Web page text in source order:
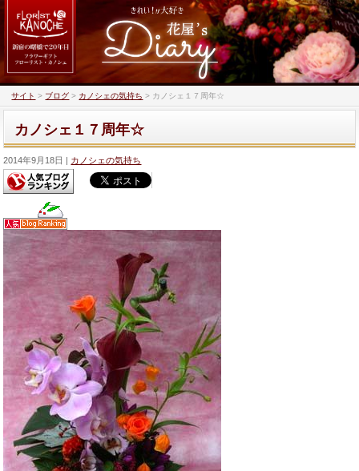
サイト > ブログ > カノシェの気持ち > カノシェ１７周年☆
カノシェ１７周年☆
2014年9月18日 カノシェの気持ち